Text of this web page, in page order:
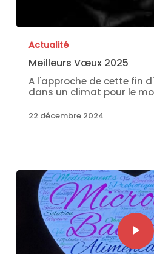
Actualité
Meilleurs Vœux 2025
A l'approche de cette fin
dans un climat pour le
22 décembre 2024